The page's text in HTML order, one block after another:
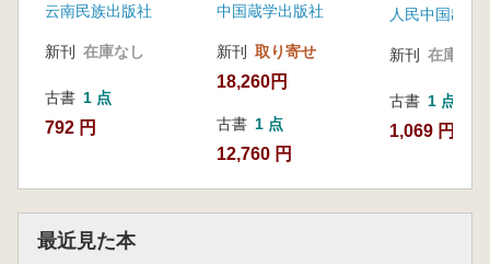
云南民族出版社
新刊 在庫なし
古書 1 点
792 円
中国蔵学出版社
新刊 取り寄せ
18,260円
古書 1 点
12,760 円
人民中国出版
新刊 在庫なし
古書 1 点
1,069 円
最近見た本